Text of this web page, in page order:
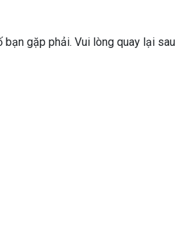
gặp phải. Vui lòng quay lại sau